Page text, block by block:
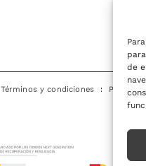
de
Términos y condiciones Política